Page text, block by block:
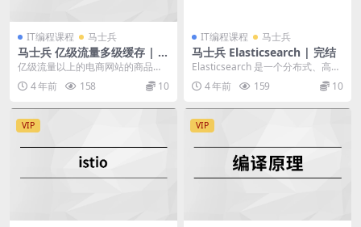
IT编程课程 马士兵
马士兵 亿级流量多级缓存 | 完
结
亿级流量以上的电商网站的商品详
情页的系统，真实的系统中包含大
量的业务，十几个人做...
4 年前 158 10
IT编程课程 马士兵
马士兵 Elasticsearch | 完结
Elasticsearch 是一个分布式、高扩
展、高实时的搜索与数据分析引
擎。它...
4 年前 159 10
VIP VIP